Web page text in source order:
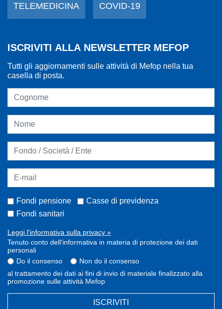
TELEMEDICINA COVID-19
ISCRIVITI ALLA NEWSLETTER MEFOP
Tutti gli aggiornamenti sulle attività di Mefop nella tua
casella di posta.
Fondi pensione
Casse di previdenza
Fondi sanitari
Leggi l'informativa sulla privacy »
Tenuto conto dell'informativa in materia di protezione dei dati
personali
Do il consenso
Non do il consenso
al trattamento dei dati ai fini di invio di materiale finalizzato alla
promozione sulle attività Mefop
ISCRIVITI